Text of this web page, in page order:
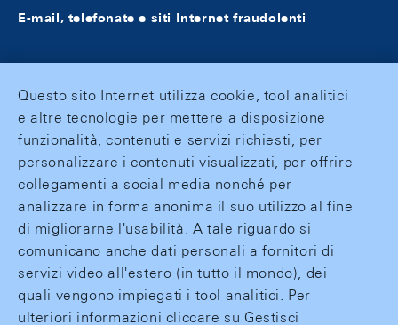
E-mail, telefonate e siti Internet fraudolenti
Questo sito Internet utilizza cookie, tool analitici
e altre tecnologie per mettere a disposizione
funzionalità, contenuti e servizi richiesti, per
personalizzare i contenuti visualizzati, per offrire
collegamenti a social media nonché per
analizzare in forma anonima il suo utilizzo al fine
di migliorarne l'usabilità. A tale riguardo si
comunicano anche dati personali a fornitori di
servizi video all'estero (in tutto il mondo), dei
quali vengono impiegati i tool analitici. Per
ulteriori informazioni cliccare su Gestisci